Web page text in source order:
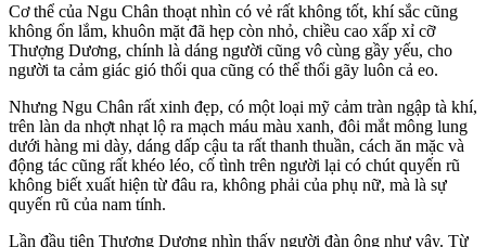
Cơ thể của Ngu Chân thoạt nhìn có vẻ rất không tốt, khí sắc cũng
không ổn lắm, khuôn mặt đã hẹp còn nhỏ, chiều cao xấp xỉ cỡ
Thượng Dương, chính là dáng người cũng vô cùng gầy yếu, cho
người ta cảm giác gió thổi qua cũng có thể thổi gãy luôn cả eo.
Nhưng Ngu Chân rất xinh đẹp, có một loại mỹ cảm tràn ngập tà khí,
trên làn da nhợt nhạt lộ ra mạch máu màu xanh, đôi mắt mông lung
dưới hàng mi dày, dáng dấp cậu ta rất thanh thuần, cách ăn mặc và
động tác cũng rất khéo léo, cố tình trên người lại có chút quyến rũ
không biết xuất hiện từ đâu ra, không phải của phụ nữ, mà là sự
quyến rũ của nam tính.
Lần đầu tiên Thượng Dương nhìn thấy người đàn ông như vậy. Từ